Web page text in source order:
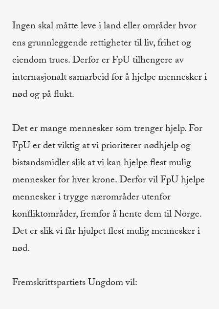
Ingen skal måtte leve i land eller områder hvor
ens grunnleggende rettigheter til liv, frihet og
eiendom trues. Derfor er FpU tilhengere av
internasjonalt samarbeid for å hjelpe mennesker i
nød og på flukt.
Det er mange mennesker som trenger hjelp. For
FpU er det viktig at vi prioriterer nødhjelp og
bistandsmidler slik at vi kan hjelpe flest mulig
mennesker for hver krone. Derfor vil FpU hjelpe
mennesker i trygge nærområder utenfor
konfliktområder, fremfor å hente dem til Norge.
Det er slik vi får hjulpet flest mulig mennesker i
nød.
Fremskrittspartiets Ungdom vil: